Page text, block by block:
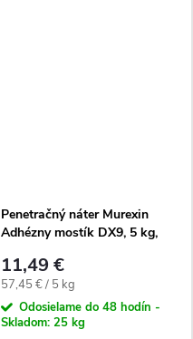
Penetračný náter Murexin
Adhézny mostík DX9, 5 kg,
podklad
11,49 €
Jednotková cena:
57,45 € / 5 kg
Odosielame do 48 hodín -
Skladom: 25 kg